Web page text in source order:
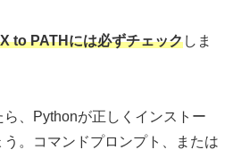
Xto PATHには必ずチェックしま
、Pythonが正しくインストー
。コマンドプロンプト、または